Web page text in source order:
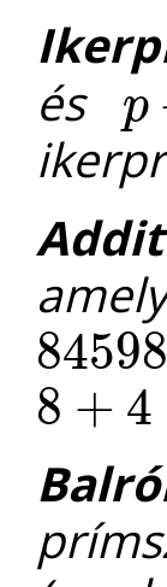
és
p
p+ 2
845987
8 + 4
8+ +5+ 9+8